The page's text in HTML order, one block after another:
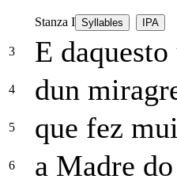
Stanza I Syllables IPA
3 E
4 dun
5 que fez
6 a Madre